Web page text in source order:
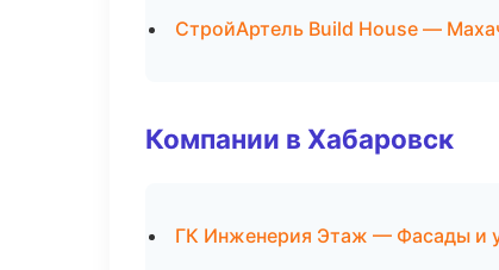
СтройАртель Build House —
Компании в Хабаровск
ГК Инженерия Этаж — Фасады и